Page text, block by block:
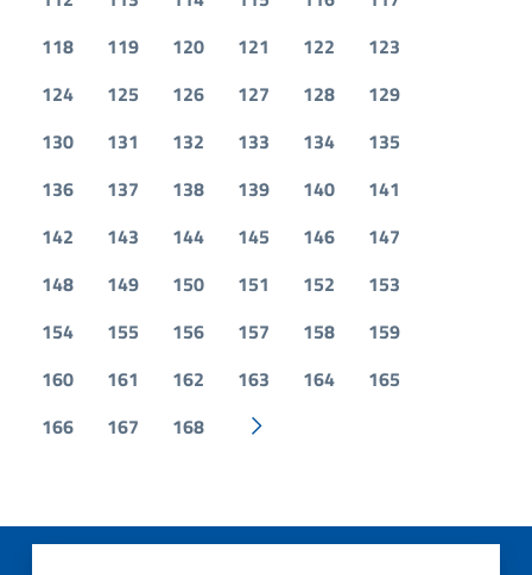
118
119 120 121 122
123
124
125 126 127 128
129
130
131 132 133 134
135
136
137 138 139 140
141
142
143 144 145 146
147
148
149 150 151 152
153
154
155 156 157 158
159
160
161 162 163 164
165
166
167 168
Pagina successiva